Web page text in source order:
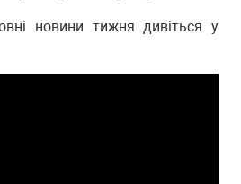
новини тижня дивіться у